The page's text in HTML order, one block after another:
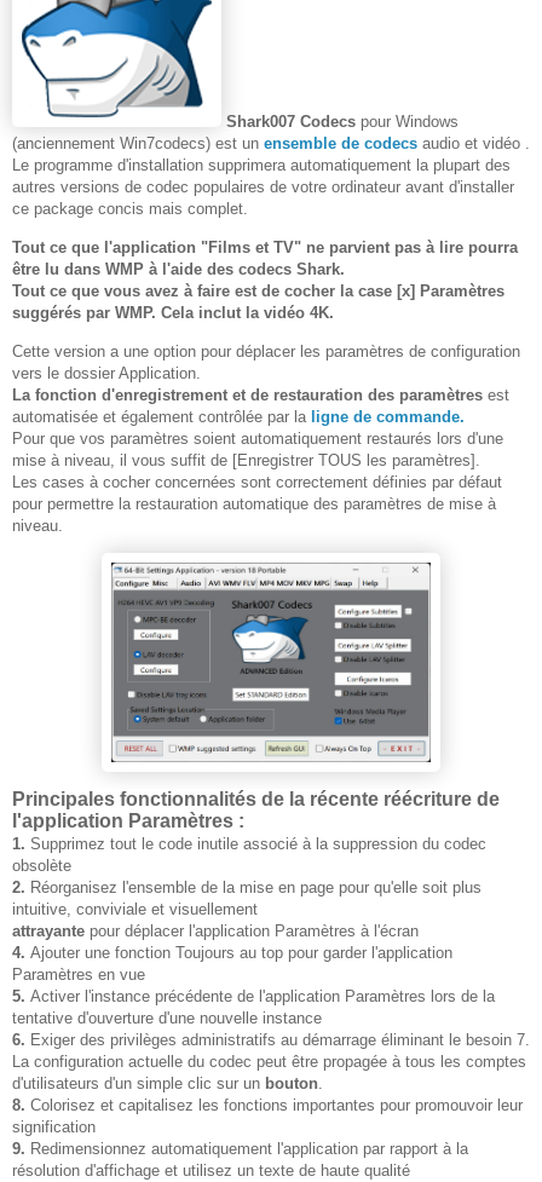
Shark007 Codecs pour Windows
(anciennement Win7codecs) est un ensemble de codecs audio et vidéo .
Le programme d'installation supprimera automatiquement la plupart des
autres versions de codec populaires de votre ordinateur avant d'installer
ce package concis mais complet.
Tout ce que l'application "Films et TV" ne parvient pas à lire pourra
être lu dans WMP à l'aide des codecs Shark.
Tout ce que vous avez à faire est de cocher la case [x] Paramètres
suggérés par WMP. Cela inclut la vidéo 4K.
Cette version a une option pour déplacer les paramètres de configuration
vers le dossier Application.
La fonction d'enregistrement et de restauration des paramètres est
automatisée et également contrôlée par la ligne de commande.
Pour que vos paramètres soient automatiquement restaurés lors d'une
mise à niveau, il vous suffit de [Enregistrer TOUS les paramètres].
Les cases à cocher concernées sont correctement définies par défaut
pour permettre la restauration automatique des paramètres de mise à
niveau.
Principales fonctionnalités de la récente réécriture de
l'application Paramètres :
1. Supprimez tout le code inutile associé à la suppression du codec
obsolète
2. Réorganisez l'ensemble de la mise en page pour qu'elle soit plus
intuitive, conviviale et visuellement
attrayante pour déplacer l'application Paramètres à l'écran
4. Ajouter une fonction Toujours au top pour garder l'application
Paramètres en vue
5. Activer l'instance précédente de l'application Paramètres lors de la
tentative d'ouverture d'une nouvelle instance
6. Exiger des privilèges administratifs au démarrage éliminant le besoin 7.
La configuration actuelle du codec peut être propagée à tous les comptes
d'utilisateurs d'un simple clic sur un bouton.
8. Colorisez et capitalisez les fonctions importantes pour promouvoir leur
signification
9. Redimensionnez automatiquement l'application par rapport à la
résolution d'affichage et utilisez un texte de haute qualité